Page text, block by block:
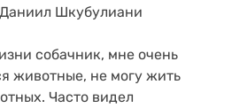
Даниил Шкубулиани
собачник, мне очень
животные, не могу жить
Часто видел